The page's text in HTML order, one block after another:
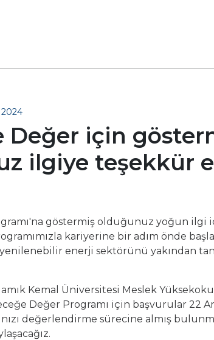
Değer için
ilgiye teşekkür
göstermiş olduğunuz yoğun ilgi
kariyerine bir adım önde
enerji sektörünü yakından
Kemal Üniversitesi Meslek
Değer Programı için başvurular 22
değerlendirme sürecine almış